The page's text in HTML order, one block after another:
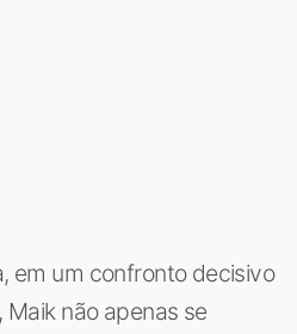
em um confronto decisivo
não apenas se